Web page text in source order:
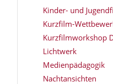
Kinder- und
Kurzfilm-
Kurzfilmworkshop
Lichtwerk
Medienpädagogik
Nachtansichten